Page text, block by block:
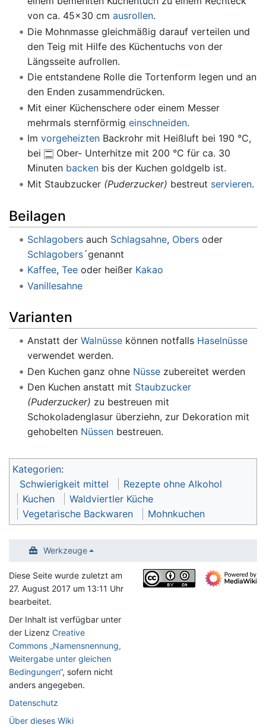
von ca. 45x30 cm ausrollen.
Die Mohnmasse gleichmäßig darauf verteilen und
den Teig mit Hilfe des Küchentuchs von der
Längsseite aufrollen.
Die entstandene Rolle die Tortenform legen und an
den Enden zusammendrücken.
Mit einer Küchenschere oder einem Messer
mehrmals sternförmig einschneiden.
Im vorgeheiztenBackrohr mit Heißluft bei 190 °C,
bei
Ober- Unterhitze mit 200 °C für ca. 30
Minuten backenbis der Kuchen goldgelb ist.
Mit Staubzucker (Puderzucker) bestreut servieren.
Beilagen
Schlagobersauch Schlagsahne, Obersoder
Schlagobers´genannt
Kaffee, Teeoder heißer Kakao
Vanillesahne
Varianten
Anstatt der Walnüssekönnen notfalls Haselnüsse
verwendet werden.
Den Kuchen ganz ohne Nüssezubereitet werden
Den Kuchen anstatt mit Staubzucker
(Puderzucker) zu bestreuen mit
Schokoladenglasur überziehn, zur Dekoration mit
gehobelten Nüssenbestreuen.
Kategorien:
Schwierigkeit mittel
Rezepte ohne Alkohol
Kuchen
Waldviertler Küche
Vegetarische Backwaren
Mohnkuchen
Werkzeuge
Diese Seite wurde zuletzt am
27. August 2017 um 13:11 Uhr
bearbeitet.
Der Inhalt ist verfügbar unter
der Lizenz Creative
Commons „Namensnennung,
Weitergabe unter gleichen
Bedingungen“, sofern nicht
anders angegeben.
Datenschutz
Über dieses Wiki